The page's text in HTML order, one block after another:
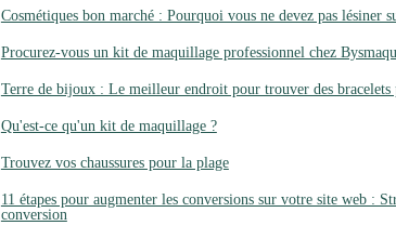
Cosmétiques bon marché : Pourquoi vous ne devez pas lésiner
Procurez-vous un kit de maquillage professionnel chez
Terre de bijoux : Le meilleur endroit pour trouver des
Qu'est-ce qu'un kit de maquillage ?
Trouvez vos chaussures pour la plage
11 étapes pour augmenter les conversions sur votre site web :
conversion